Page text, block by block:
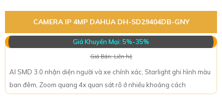
CAMERA IP 4MP DAHUA DH-SD29404DB-GNY
Giá Khuyến Mại: 5%-35%
Giá Bán: Liên hệ
AI SMD 3.0 nhận diện người và xe chính xác, Starlight ghi hình màu
ban đêm, Zoom quang 4x quan sát rõ ở nhiều khoảng cách